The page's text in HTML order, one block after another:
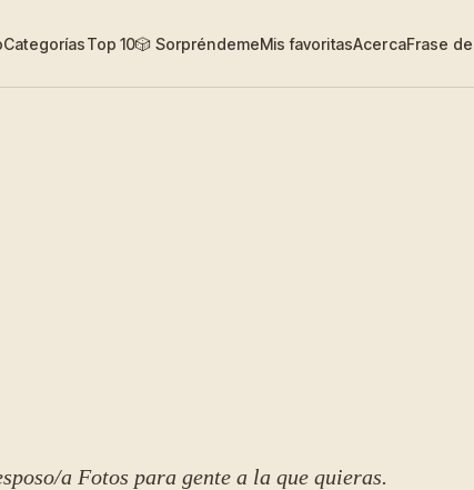
CategoríasTop 10🎲 SorpréndemeMis favoritasAcercaFrase
a Fotos para gente a la que quieras.